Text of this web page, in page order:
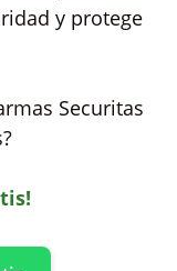
y protege
Securitas